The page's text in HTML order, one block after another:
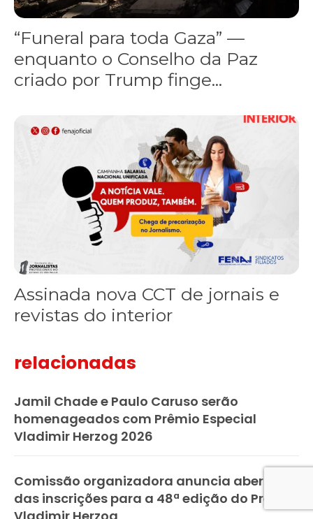
“Funeral para toda Gaza” —
enquanto o Conselho da Paz
criado por Trump finge...
Assinada nova CCT de jornais e revistas do interior
Assinada nova CCT de jornais e
revistas do interior
relacionadas
Jamil Chade e Paulo Caruso serão
homenageados com Prêmio Especial
Vladimir Herzog 2026
Comissão organizadora anuncia abertura
das inscrições para a 48ª edição do Prêmio